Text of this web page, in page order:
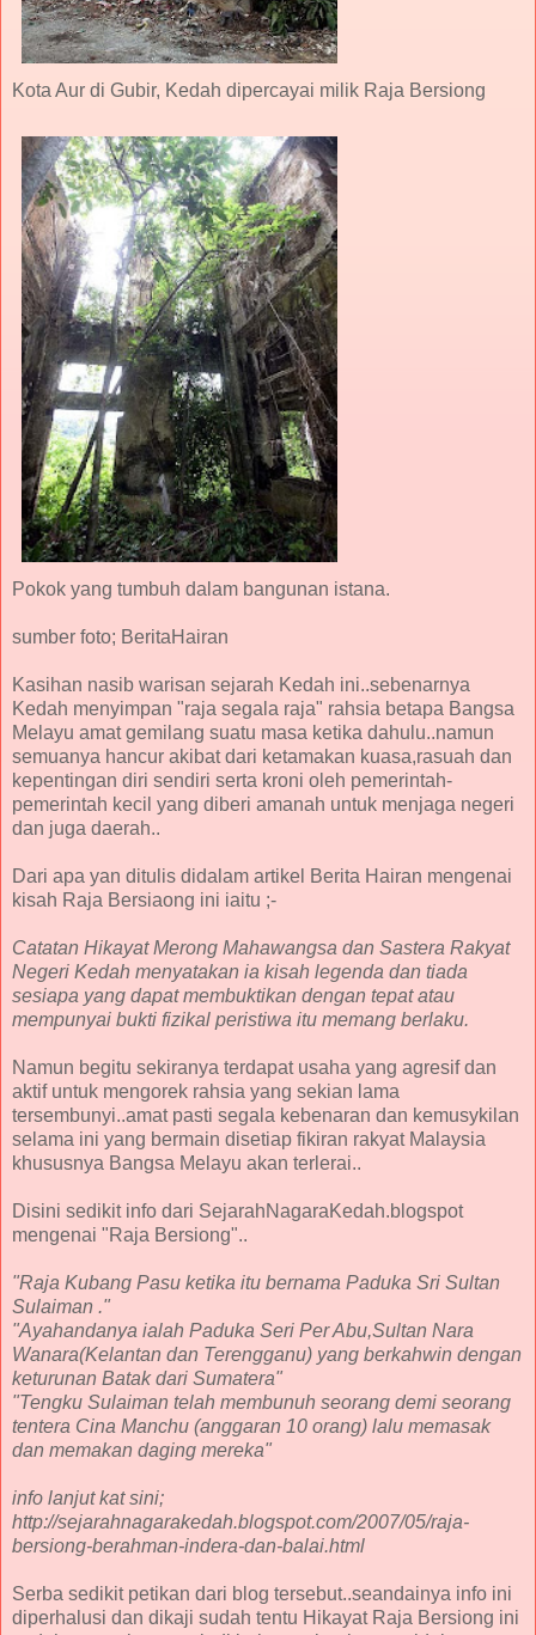
Kota Aur di Gubir, Kedah dipercayai milik Raja Bersiong
Pokok yang tumbuh dalam bangunan istana.
sumber foto; BeritaHairan
Kasihan nasib warisan sejarah Kedah ini..sebenarnya
Kedah menyimpan "raja segala raja" rahsia betapa Bangsa
Melayu amat gemilang suatu masa ketika dahulu..namun
semuanya hancur akibat dari ketamakan kuasa,rasuah dan
kepentingan diri sendiri serta kroni oleh pemerintah-
pemerintah kecil yang diberi amanah untuk menjaga negeri
dan juga daerah..
Dari apa yan ditulis didalam artikel Berita Hairan mengenai
kisah Raja Bersiaong ini iaitu ;-
Catatan Hikayat Merong Mahawangsa dan Sastera Rakyat
Negeri Kedah menyatakan ia kisah legenda dan tiada
sesiapa yang dapat membuktikan dengan tepat atau
mempunyai bukti fizikal peristiwa itu memang berlaku.
Namun begitu sekiranya terdapat usaha yang agresif dan
aktif untuk mengorek rahsia yang sekian lama
tersembunyi..amat pasti segala kebenaran dan kemusykilan
selama ini yang bermain disetiap fikiran rakyat Malaysia
khususnya Bangsa Melayu akan terlerai..
Disini sedikit info dari SejarahNagaraKedah.blogspot
mengenai "Raja Bersiong"..
"Raja Kubang Pasu ketika itu bernama Paduka Sri Sultan
Sulaiman ."
"Ayahandanya ialah Paduka Seri Per Abu,Sultan Nara
Wanara(Kelantan dan Terengganu) yang berkahwin dengan
keturunan Batak dari Sumatera"
"Tengku Sulaiman telah membunuh seorang demi seorang
tentera Cina Manchu (anggaran 10 orang) lalu memasak
dan memakan daging mereka"
info lanjut kat sini;
http://sejarahnagarakedah.blogspot.com/2007/05/raja-
bersiong-berahman-indera-dan-balai.html
Serba sedikit petikan dari blog tersebut..seandainya info ini
diperhalusi dan dikaji sudah tentu Hikayat Raja Bersiong ini